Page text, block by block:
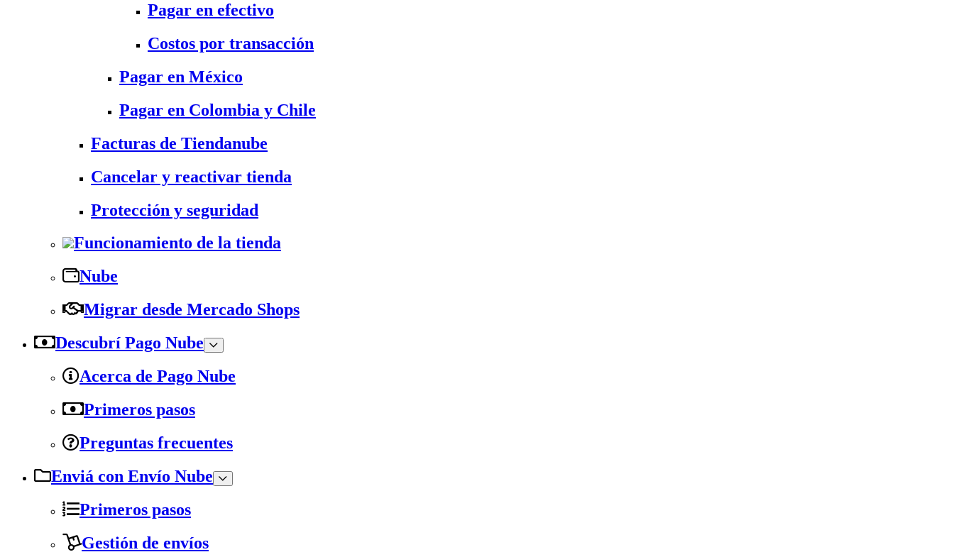
Pagar en efectivo
Costos por transacción
Pagar en México
Pagar en Colombia y Chile
Facturas de Tiendanube
Cancelar y reactivar tienda
Protección y seguridad
Funcionamiento de la tienda
Nube
Migrar desde Mercado Shops
Descubrí Pago Nube
Acerca de Pago Nube
Primeros pasos
Preguntas frecuentes
Enviá con Envío Nube
Primeros pasos
Gestión de envíos